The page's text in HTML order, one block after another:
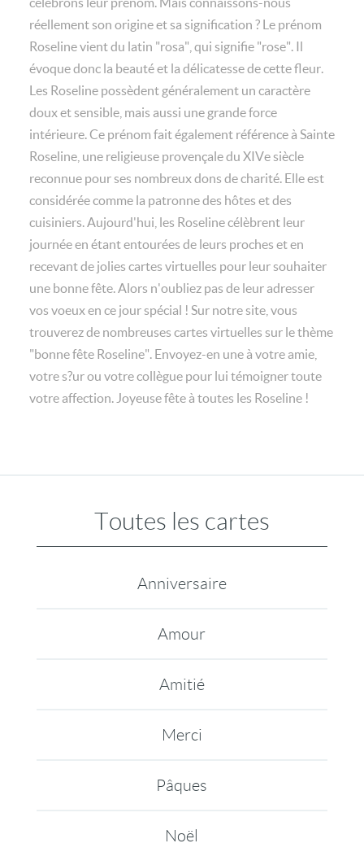
réellement son origine et sa signification ? Le prénom
Roseline vient du latin "rosa", qui signifie "rose". Il
évoque donc la beauté et la délicatesse de cette fleur.
Les Roseline possèdent généralement un caractère
doux et sensible, mais aussi une grande force
intérieure. Ce prénom fait également référence à Sainte
Roseline, une religieuse provençale du XIVe siècle
reconnue pour ses nombreux dons de charité. Elle est
considérée comme la patronne des hôtes et des
cuisiniers. Aujourd'hui, les Roseline célèbrent leur
journée en étant entourées de leurs proches et en
recevant de jolies cartes virtuelles pour leur souhaiter
une bonne fête. Alors n'oubliez pas de leur adresser
vos voeux en ce jour spécial ! Sur notre site, vous
trouverez de nombreuses cartes virtuelles sur le thème
"bonne fête Roseline". Envoyez-en une à votre amie,
votre s?ur ou votre collègue pour lui témoigner toute
votre affection. Joyeuse fête à toutes les Roseline !
Toutes les cartes
Anniversaire
Amour
Amitié
Merci
Pâques
Noël